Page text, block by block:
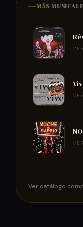
MÁS
vida
Ver catálogo